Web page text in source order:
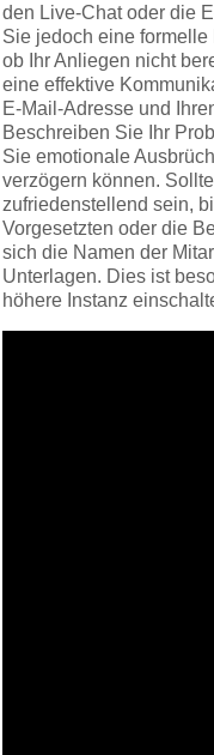
den Live-Chat oder die
Sie jedoch eine
ob Ihr Anliegen nicht
eine effektive
E-Mail-Adresse und
Beschreiben Sie Ihr
Sie emotionale
verzögern können.
zufriedenstellend sein,
Vorgesetzten oder die
sich die Namen der
Unterlagen. Dies ist
höhere Instanz